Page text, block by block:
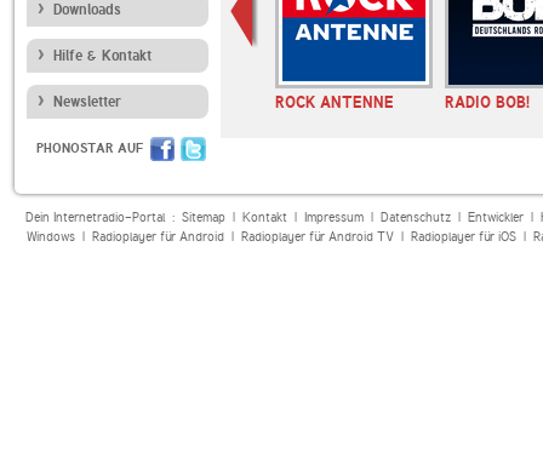
Downloads
Hilfe & Kontakt
Newsletter
PHONOSTAR AUF
ROCK ANTENNE 90er
Rock
ROCK ANTENNE RADIO BOB!
Dein Internetradio-Portal : Sitemap| Kontakt| Impressum| Datenschutz| Entwickler|
Windows| Radioplayer für Android| Radioplayer für Android TV| Radioplayer für iOS|